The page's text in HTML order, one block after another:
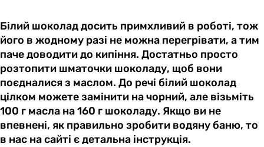
Білий шоколад досить примхливий в роботі, тож
його в жодному разі не можна перегрівати, а тим
паче доводити до кипіння. Достатньо просто
розтопити шматочки шоколаду, щоб вони
поєдналися з маслом. До речі білий шоколад
цілком можете замінити на чорний, але візьміть
100 г масла на 160 г шоколаду. Якщо ви не
впевнені, як правильно зробити водяну баню, то
в нас на сайті є детальна інструкція.